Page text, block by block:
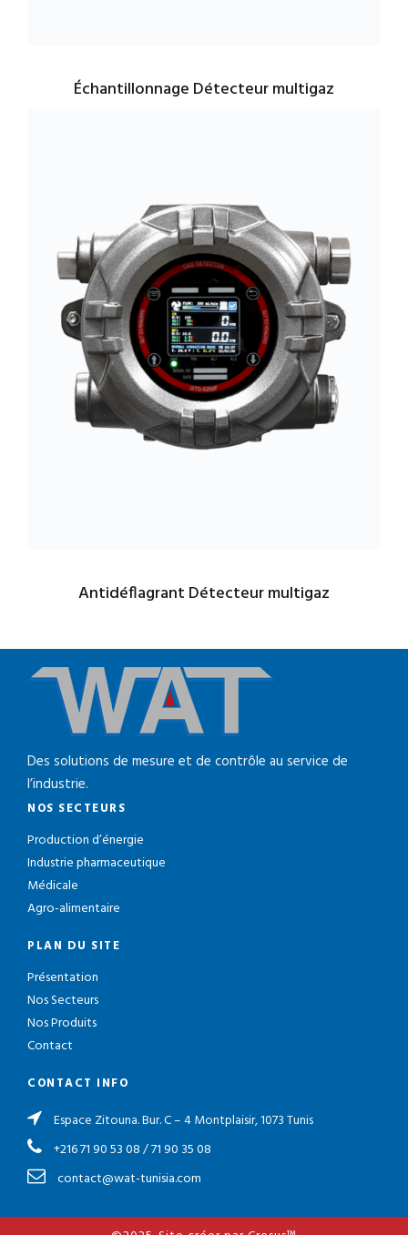
Échantillonnage Détecteur multigaz
Antidéflagrant Détecteur multigaz
Des solutions de mesure et de contrôle au service de
l’industrie.
NOS SECTEURS
Production d’énergie
Industrie pharmaceutique
Médicale
Agro-alimentaire
PLAN DU SITE
Présentation
Nos Secteurs
Nos Produits
Contact
CONTACT INFO
Espace Zitouna. Bur. C – 4 Montplaisir, 1073 Tunis
+216 71 90 53 08/71 90 35 08
contact@wat-tunisia.com